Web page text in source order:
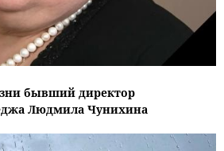
бывший директор
Людмила Чунихина